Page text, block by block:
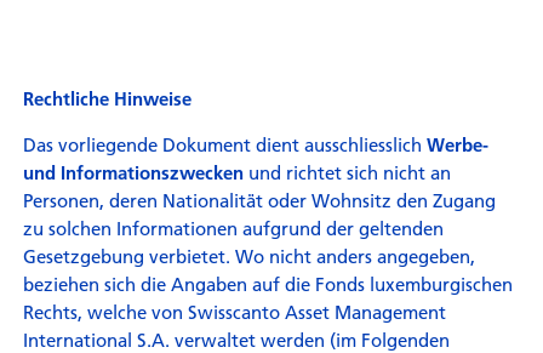
Rechtliche Hinweise
Das vorliegende Dokument dient ausschliesslich Werbe-
und Informationszweckenund richtet sich nicht an
Personen, deren Nationalität oder Wohnsitz den Zugang
zu solchen Informationen aufgrund der geltenden
Gesetzgebung verbietet. Wo nicht anders angegeben,
beziehen sich die Angaben auf die Fonds luxemburgischen
Rechts, welche von Swisscanto Asset Management
International S.A. verwaltet werden (im Folgenden